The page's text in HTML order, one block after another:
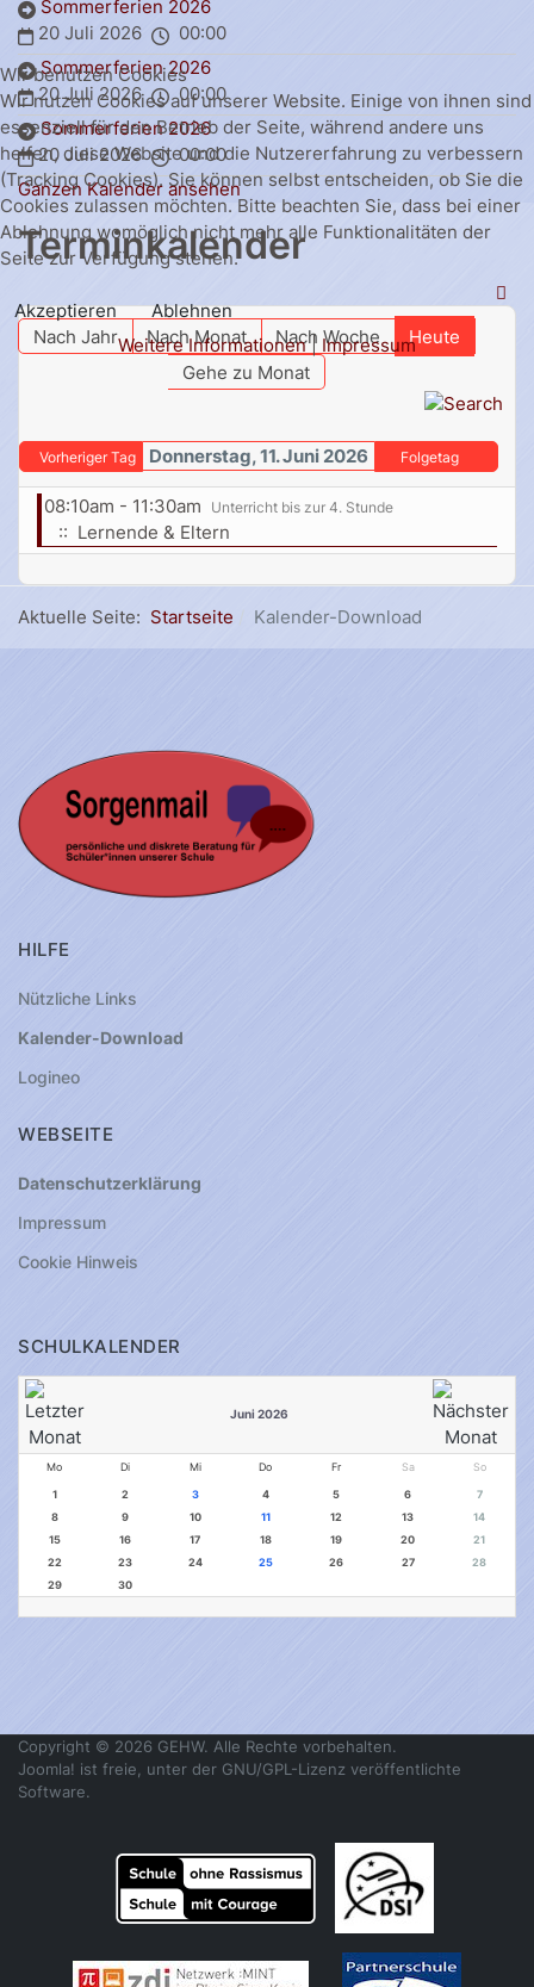
Sommerferien 2026
20 Juli 2026
00:00
Sommerferien 2026
20 Juli 2026
00:00
Sommerferien 2026
20 Juli 2026
00:00
Ganzen Kalender ansehen
Terminkalender
Nach Jahr Nach Monat Nach Woche
Heute
Gehe zu Monat
Vorheriger Tag Donnerstag, 11. Juni 2026 Folgetag
08:10am - 11:30am Unterricht bis zur 4. Stunde
:: Lernende & Eltern
Aktuelle Seite: Startseite Kalender-Download
HILFE
Nützliche Links
Kalender-Download
Logineo
WEBSEITE
Datenschutzerklärung
Impressum
Cookie Hinweis
SCHULKALENDER
Juni 2026
Mo Di Mi Do Fr Sa So
1 2 3 4 5 6
7
8
9 10 11 12 13
14
15
16 17 18 19 20
21
22
23 24 25 26 27
28
29
30
Copyright © 2026 GEHW. Alle Rechte vorbehalten.
Joomla! ist freie, unter der GNU/GPL-Lizenz veröffentlichte
Software.
Wir benutzen Cookies
Wir nutzen Cookies auf unserer Website. Einige von ihnen sind
essenziell für den Betrieb der Seite, während andere uns
helfen, diese Website und die Nutzererfahrung zu verbessern
(Tracking Cookies). Sie können selbst entscheiden, ob Sie die
Cookies zulassen möchten. Bitte beachten Sie, dass bei einer
Ablehnung womöglich nicht mehr alle Funktionalitäten der
Seite zur Verfügung stehen.
Akzeptieren
Ablehnen
Weitere Informationen| Impressum